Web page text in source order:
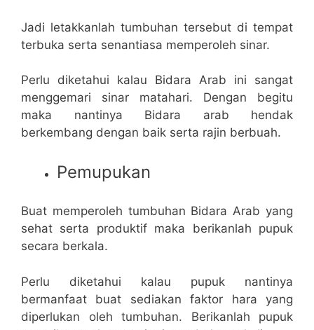
Jadi letakkanlah tumbuhan tersebut di tempat
terbuka serta senantiasa memperoleh sinar.
Perlu diketahui kalau Bidara Arab ini sangat
menggemari sinar matahari. Dengan begitu
maka nantinya Bidara arab hendak
berkembang dengan baik serta rajin berbuah.
Pemupukan
Buat memperoleh tumbuhan Bidara Arab yang
sehat serta produktif maka berikanlah pupuk
secara berkala.
Perlu diketahui kalau pupuk nantinya
bermanfaat buat sediakan faktor hara yang
diperlukan oleh tumbuhan. Berikanlah pupuk